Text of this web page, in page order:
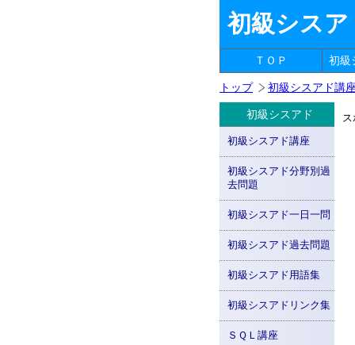
初級シス
ＴＯＰ 初級
トップ 初級シスアド講
初級シスアド
初級シスアド講座
初級シスアド分野別過
去問題
初級シスアド一日一問
初級シスアド過去問題
初級シスアド用語集
初級シスアドリンク集
ＳＱＬ講座